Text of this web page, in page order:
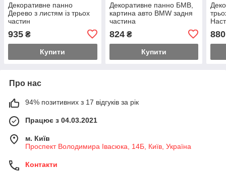
Декоративне панно
Дерево з листям із трьох
частин
935 ₴
Купити
Декоративне панно БМВ,
картина авто BMW задня
частина
824₴
Купити
880
Про нас
94% позитивних з 17 відгуків за рік
Працює з 04.03.2021
м. Київ
Проспект Володимира Івасюка, 14Б, Київ, Україна
Контакти